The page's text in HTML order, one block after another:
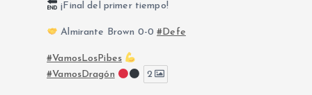
¡Final del primer tiempo!
Almirante Brown 0-0#Defe
#VamosLosPibes
#VamosDragón
2